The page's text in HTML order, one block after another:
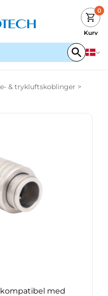
0
Kurv
& trykluftskoblinger >
kompatibel med